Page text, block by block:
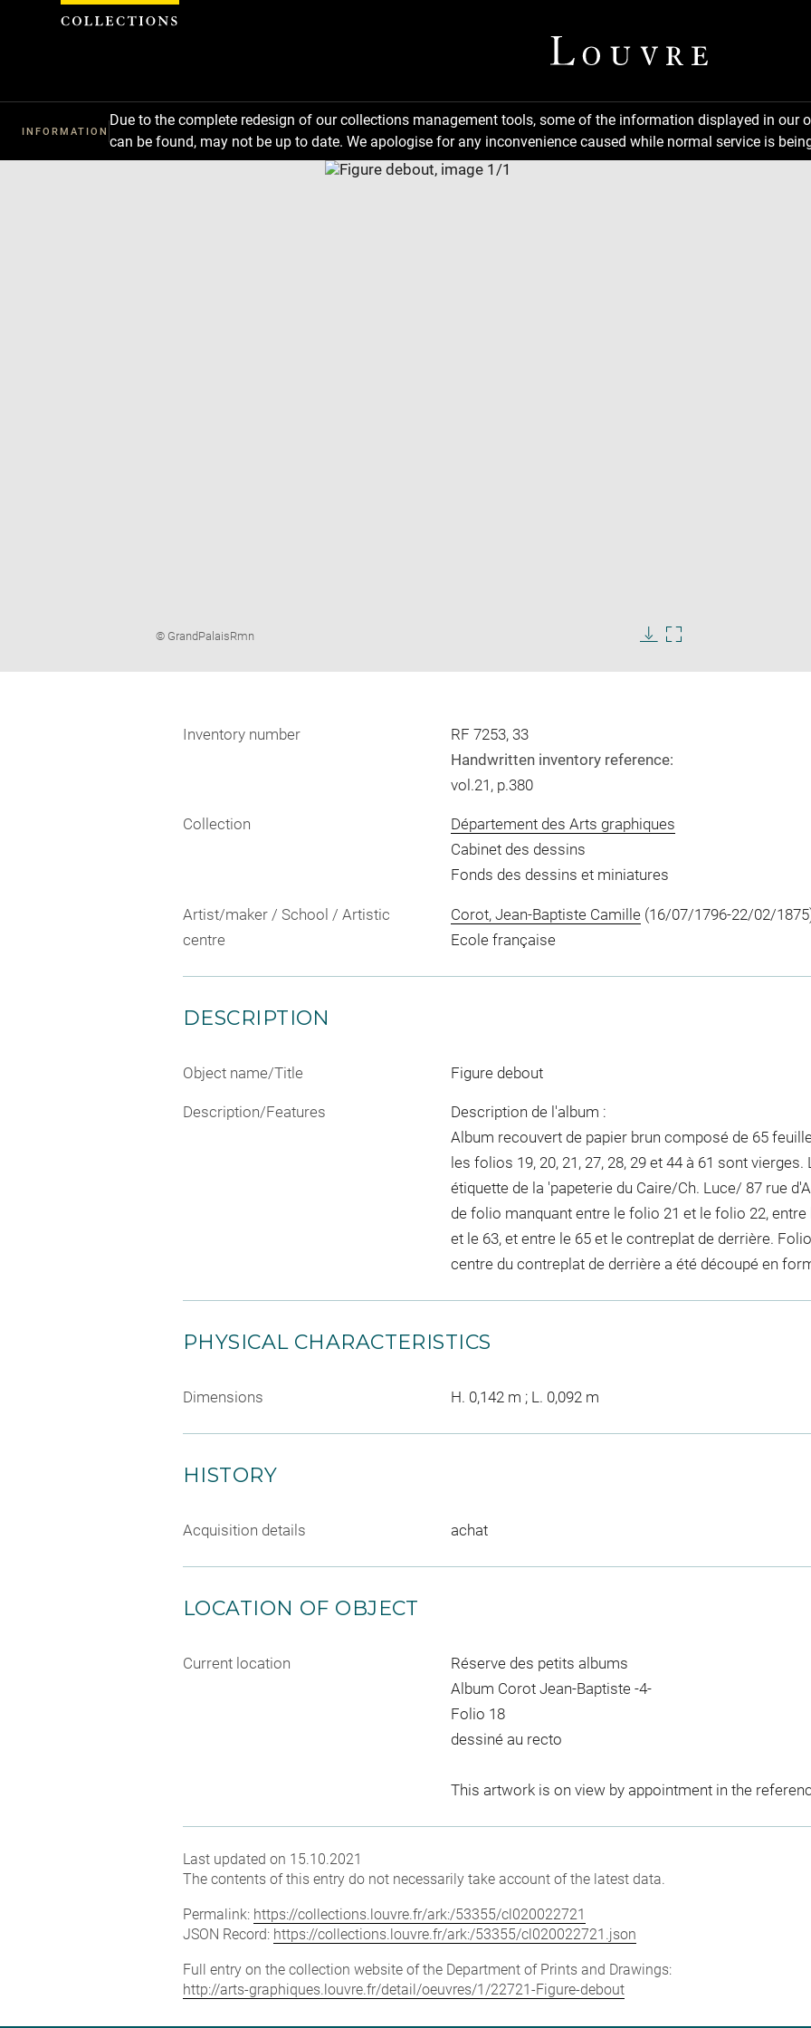
INFORMATION
Due to the complete redesign of our collections management tools, some of the information displayed in
can be found, may not be up to date. We apologise for any inconvenience caused while normal service is
new
Image
© GrandPalaisRmn
imageimage
Inventory number
RF 7253, 33
Handwritten inventory reference:
vol.21, p.380
Collection
Département des Arts graphiques
Cabinet des dessins
Fonds des dessins et miniatures
Artist/maker / School / Artistic
centre
Corot, Jean-Baptiste Camille(16/07/1796-22/02/
Ecole française
DESCRIPTION
Object name/Title Figure debout
Description/Features
Description de l'album :
Album recouvert de papier brun composé de 65
les folios 19, 20, 21, 27, 28, 29 et 44 à 61 sont
étiquette de la 'papeterie du Caire/Ch. Luce/ 87 rue
de folio manquant entre le folio 21 et le folio 22, entre
et le 63, et entre le 65 et le contreplat de derrière.
centre du contreplat de derrière a été découpé en
PHYSICAL CHARACTERISTICS
Dimensions H. 0,142 m ; L. 0,092 m
HISTORY
Acquisition details achat
LOCATION OF OBJECT
Current location
Réserve des petits albums
Album Corot Jean-Baptiste -4-
Folio 18
dessiné au recto
This artwork is on view by appointment in the
Last updated on 15.10.2021
The contents of this entry do not necessarily take account of the latest data.
Permalink: https://collections.louvre.fr/ark:/53355/cl020022721
JSON Record: https://collections.louvre.fr/ark:/53355/cl020022721.json
Full entry on the collection website of the Department of Prints and Drawings:
http://arts-graphiques.louvre.fr/detail/oeuvres/1/22721-Figure-debout
Cookies management panel